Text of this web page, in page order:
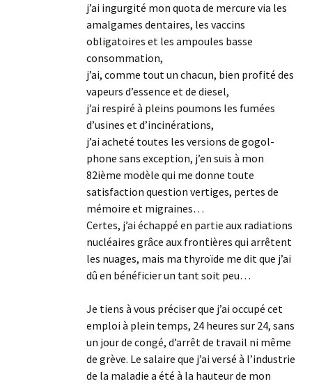
j’ai ingurgité mon quota de mercure via les
amalgames dentaires, les vaccins
obligatoires et les ampoules basse
consommation,
j’ai, comme tout un chacun, bien profité des
vapeurs d’essence et de diesel,
j’ai respiré à pleins poumons les fumées
d’usines et d’incinérations,
j’ai acheté toutes les versions de gogol-
phone sans exception, j’en suis à mon
82ième modèle qui me donne toute
satisfaction question vertiges, pertes de
mémoire et migraines…
Certes, j’ai échappé en partie aux radiations
nucléaires grâce aux frontières qui arrêtent
les nuages, mais ma thyroïde me dit que j’ai
dû en bénéficier un tant soit peu…
Je tiens à vous préciser que j’ai occupé cet
emploi à plein temps, 24 heures sur 24, sans
un jour de congé, d’arrêt de travail ni même
de grève. Le salaire que j’ai versé à l’industrie
de la maladie a été à la hauteur de mon